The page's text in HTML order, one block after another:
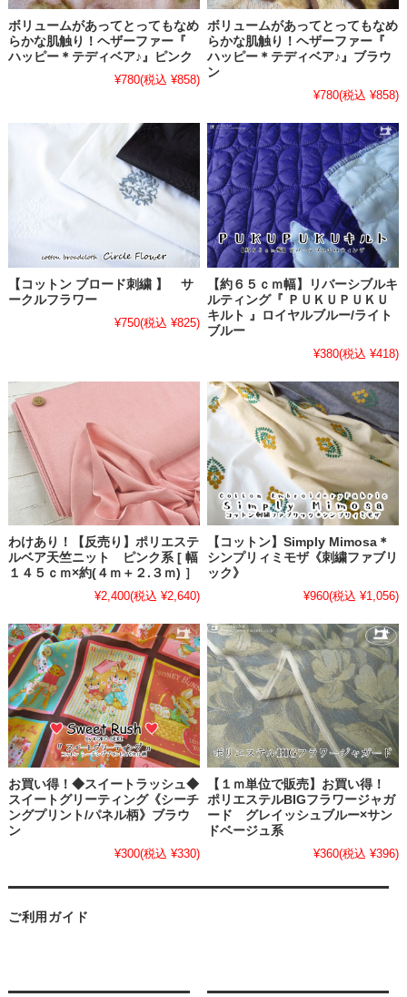
ボリュームがあってとってもなめ
らかな肌触り！ヘザーファー『
ハッピー＊テディベア♪』ピンク
¥780(税込 ¥858)
ボリュームがあってとってもなめ
らかな肌触り！ヘザーファー『
ハッピー＊テディベア♪』ブラウ
ン
¥780(税込 ¥858)
【コットン ブロード刺繍 】 サ
ークルフラワー
¥750(税込 ¥825)
【約６５ｃｍ幅】リバーシブルキ
ルティング『 ＰＵＫＵＰＵＫＵ
キルト 』ロイヤルブルー/ライト
ブルー
¥380(税込 ¥418)
わけあり！【反売り】ポリエステ
ルベア天竺ニット ピンク系 [ 幅
１４５ｃｍ×約(４ｍ＋２.３ｍ) ］
¥2,400(税込 ¥2,640)
【コットン】Simply Mimosa＊
シンプリィミモザ《刺繍ファブリ
ック》
¥960(税込 ¥1,056)
お買い得！◆スイートラッシュ◆
スイートグリーティング《シーチ
ングプリント/パネル柄》ブラウ
ン
¥300(税込 ¥330)
【１ｍ単位で販売】お買い得！
ポリエステルBIGフラワージャガ
ード グレイッシュブルー×サン
ドベージュ系
¥360(税込 ¥396)
ご利用ガイド